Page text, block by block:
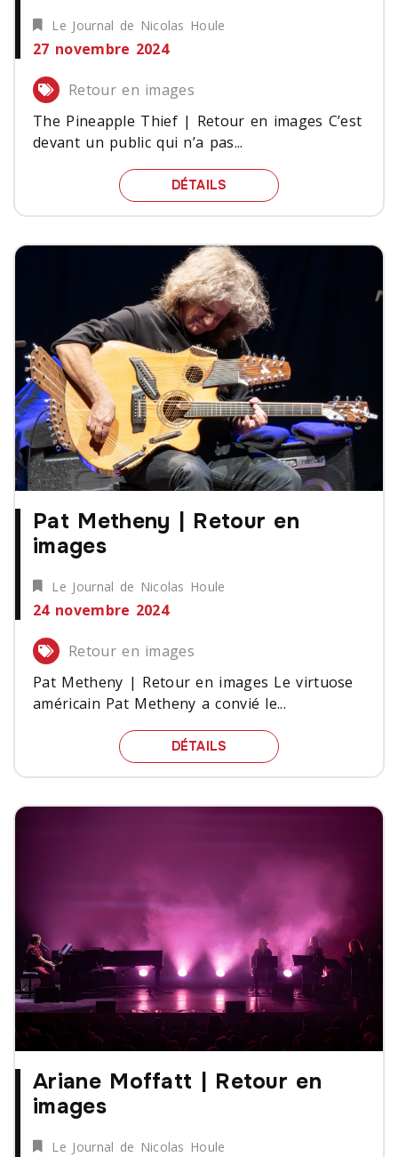
Le Journal de Nicolas Houle
27 novembre 2024
Retour en images
The Pineapple Thief | Retour en images C’est
devant un public qui n’a pas...
DÉTAILS THE PINEAPPLE THIEF |
Pat Metheny | Retour en
images
Le Journal de Nicolas Houle
24 novembre 2024
Retour en images
Pat Metheny | Retour en images Le virtuose
américain Pat Metheny a convié le...
DÉTAILS PAT METHENY |
Ariane Moffatt | Retour en
images
Le Journal de Nicolas Houle